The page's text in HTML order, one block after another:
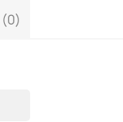
(0)